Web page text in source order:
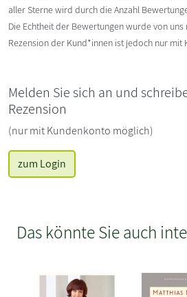
aller Sterne wird durch die Anzahl
Die Echtheit der Bewertungen wurde von
Rezension der Kund*innen ist jedoch nur mit
Melden Sie sich an und
Rezension
(nur mit Kundenkonto möglich)
zum Login
Das könnte Sie auch